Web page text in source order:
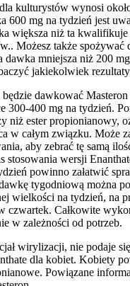
kulturystów wynosi
600 mg na tydzień jest
większa niż ta kwalifikuje
Możesz także spożywać
dawka mniejsza niż 200
jakiekolwiek
dawkować Masteron
300-400 mg na tydzień.
niż ester propionianowy,
w całym związku. Może
aby zebrać tę samą
stosowania wersji
powinno załatwić
tygodniową można
wielkości na tydzień, na
czwartek. Całkowite
w zależności od potrzeb.
wirylizacji, nie podaje
dla kobiet. Kobiety
Powiązane